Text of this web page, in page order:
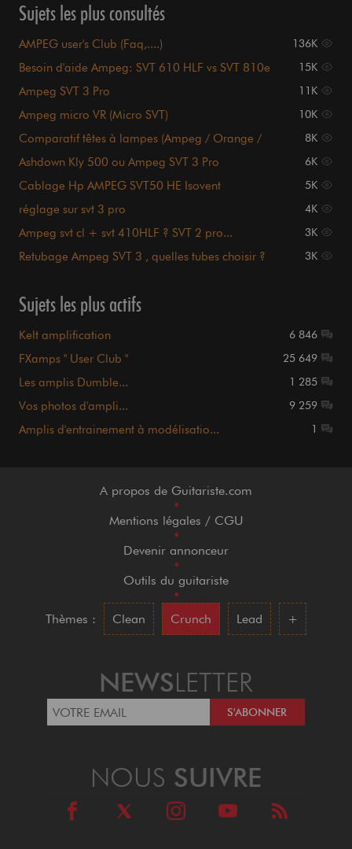
Sujets les plus consultés
AMPEG user's Club (Faq,....) 136K
Besoin d'aide Ampeg: SVT 610 HLF vs SVT 810e 15K
Ampeg SVT 3 Pro 11K
Ampeg micro VR (Micro SVT) 10K
Comparatif têtes à lampes (Ampeg / Orange /
8K
Ashdown Kly 500 ou Ampeg SVT 3 Pro 6K
Cablage Hp AMPEG SVT50 HE Isovent 5K
réglage sur svt 3 pro 4K
Ampeg svt cl + svt 410HLF ? SVT 2 pro... 3K
Retubage Ampeg SVT 3 , quelles tubes choisir ? 3K
Sujets les plus actifs
Kelt amplification 6 846
FXamps " User Club " 25 649
Les amplis Dumble... 1 285
Vos photos d'ampli... 9 259
Amplis d'entrainement à modélisatio... 1
A propos de Guitariste.com
•
Mentions légales / CGU
•
Devenir annonceur
•
Outils du guitariste
•
Thèmes :
Clean Crunch Lead +
NEWSLETTER
NOUS SUIVRE